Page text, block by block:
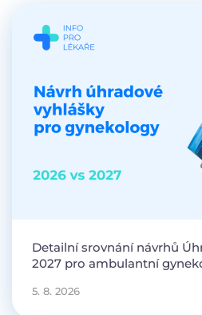
Detailní srovnání návrhů
2027 pro ambulantní
5. 8. 2026